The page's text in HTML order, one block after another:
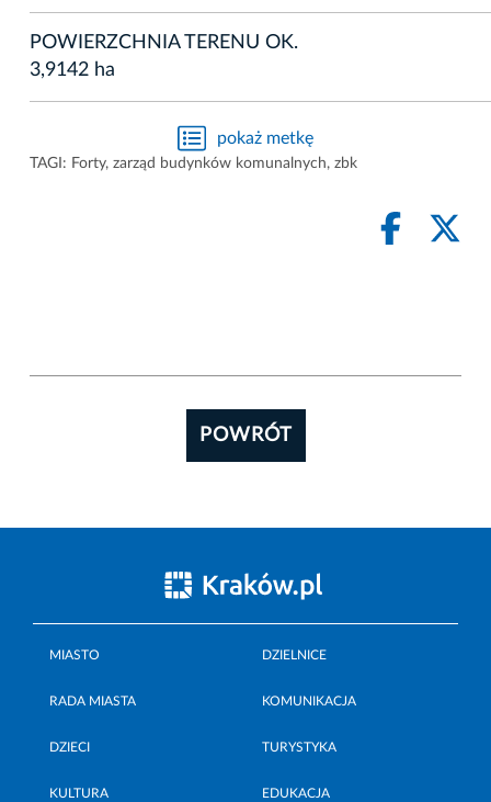
POWIERZCHNIA TERENU OK.
3,9142 ha
pokaż metkę
TAGI: Forty, zarząd budynków komunalnych, zbk
POWRÓT
MIASTO DZIELNICE
RADA MIASTA KOMUNIKACJA
DZIECI TURYSTYKA
KULTURA EDUKACJA